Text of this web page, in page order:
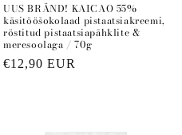
UUS BRÄND! KAICAO 55%
käsitööšokolaad pistaatsiakreemi,
röstitud pistaatsiapähklite &
meresoolaga / 70g
Regular
€12,90 EUR